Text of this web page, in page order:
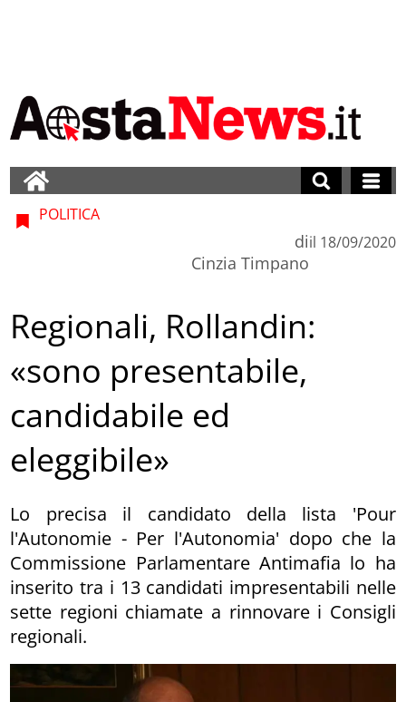
POLITICA
di
Cinzia Timpano
il 18/09/2020
Regionali, Rollandin:
«sono presentabile,
candidabile ed
eleggibile»
Lo precisa il candidato della lista 'Pour
l'Autonomie - Per l'Autonomia' dopo che la
Commissione Parlamentare Antimafia lo ha
inserito tra i 13 candidati impresentabili nelle
sette regioni chiamate a rinnovare i Consigli
regionali.